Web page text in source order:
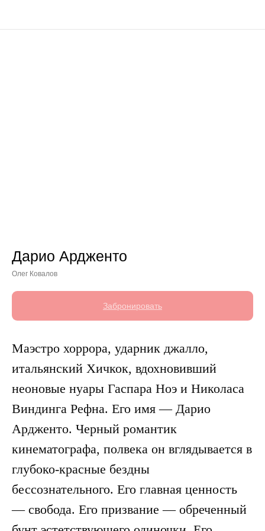
Дарио Ардженто
Олег Ковалов
Забронировать
Маэстро хоррора, ударник джалло,
итальянский Хичкок, вдохновивший
неоновые нуары Гаспара Ноэ и Николаса
Виндинга Рефна. Его имя — Дарио
Ардженто. Черный романтик
кинематографа, полвека он вглядывается в
глубоко-красные бездны
бессознательного. Его главная ценность
— свобода. Его призвание — обреченный